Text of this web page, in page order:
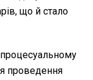
що й стало
проведення